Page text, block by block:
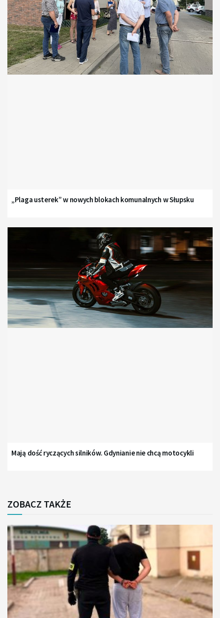
„Plaga usterek” w nowych blokach komunalnych w Słupsku
Mają dość ryczących silników. Gdynianie nie chcą motocykli
ZOBACZ TAKŻE